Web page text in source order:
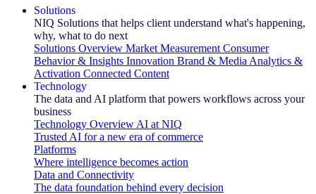
Solutions
NIQ Solutions that helps client understand what's happening,
why, what to do next
Solutions Overview Market Measurement Consumer
Behavior & Insights Innovation Brand & Media Analytics &
Activation Connected Content
Technology
The data and AI platform that powers workflows across your
business
Technology Overview AI at NIQ
Trusted AI for a new era of commerce
Platforms
Where intelligence becomes action
Data and Connectivity
The data foundation behind every decision